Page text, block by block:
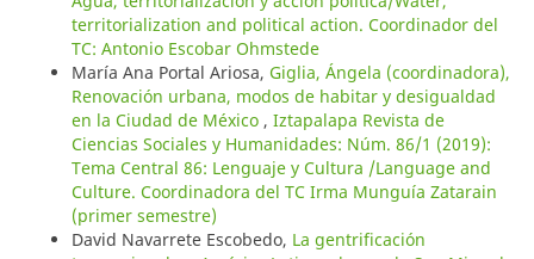
territorialization and political action. Coordinador del
TC: Antonio Escobar Ohmstede
María Ana Portal Ariosa, Giglia, Ángela (coordinadora),
Renovación urbana, modos de habitar y desigualdad
en la Ciudad de México , Iztapalapa Revista de
Ciencias Sociales y Humanidades: Núm. 86/1 (2019):
Tema Central 86: Lenguaje y Cultura /Language and
Culture. Coordinadora del TC Irma Munguía Zatarain
(primer semestre)
David Navarrete Escobedo, La gentrificación